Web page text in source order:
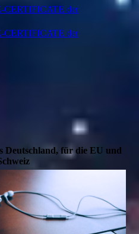
CERTIFICATE der
CERTIFICATE der
Deutschland, für die EU und